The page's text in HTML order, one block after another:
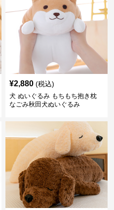
¥2,880 (税込)
犬 ぬいぐるみ もちもち抱き枕
なごみ秋田犬ぬいぐるみ